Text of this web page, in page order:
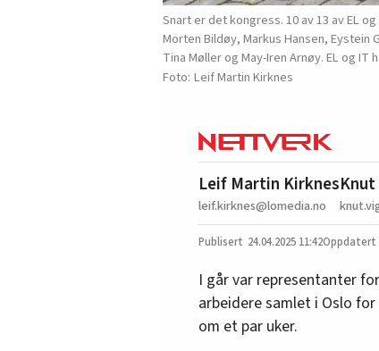
Snart er det kongress. 10 av 13 av EL
Morten Bildøy, Markus Hansen,
Tina Møller og May-Iren Arnøy. EL og
Leif Martin Kirknes
Leif Martin Kirknes
leif.kirknes@lomedia.no
24.04.2025 11:42
I går var representanter
arbeidere samlet i Oslo
om et par uker.